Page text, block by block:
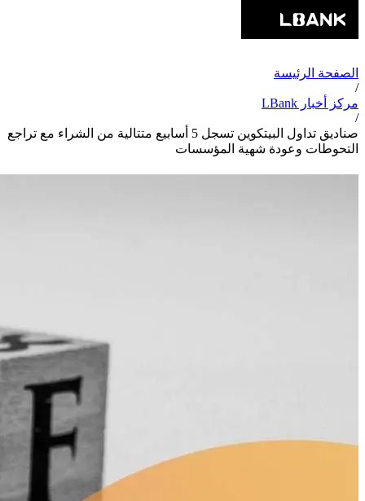
الصفحة الرئيسة
/
مركز أخبار LBank
/
صناديق تداول البيتكوين تسجل 5 أسابيع متتالية من الشراء مع تراجع
التحوطات وعودة شهية المؤسسات